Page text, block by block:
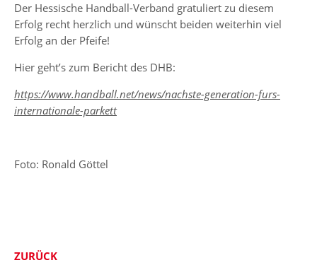
Der Hessische Handball-Verband gratuliert zu diesem
Erfolg recht herzlich und wünscht beiden weiterhin viel
Erfolg an der Pfeife!
Hier geht’s zum Bericht des DHB:
https://www.handball.net/news/nachste-generation-furs-
internationale-parkett
Foto: Ronald Göttel
ZURÜCK